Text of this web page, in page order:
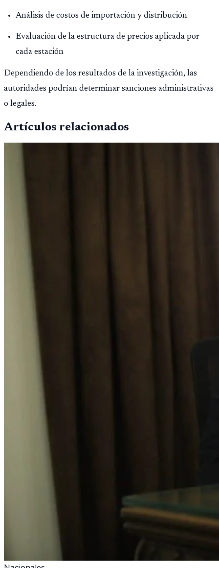
Análisis de costos de importación y distribución
Evaluación de la estructura de precios aplicada por
cada estación
Dependiendo de los resultados de la investigación, las
autoridades podrían determinar sanciones administrativas
o legales.
Artículos relacionados